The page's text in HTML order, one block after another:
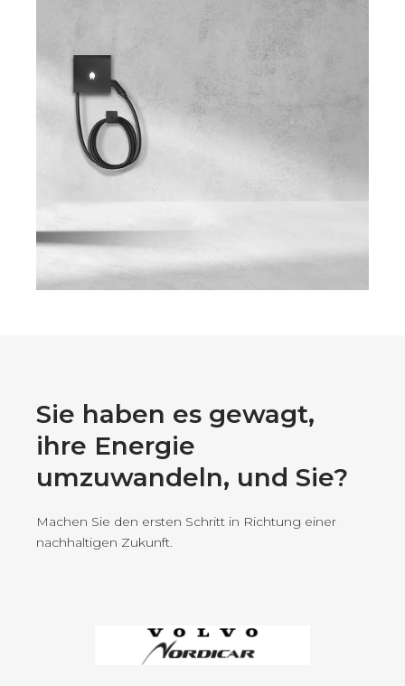
Sie haben es gewagt,
ihre Energie
umzuwandeln, und Sie?
Machen Sie den ersten Schritt in Richtung einer
nachhaltigen Zukunft.